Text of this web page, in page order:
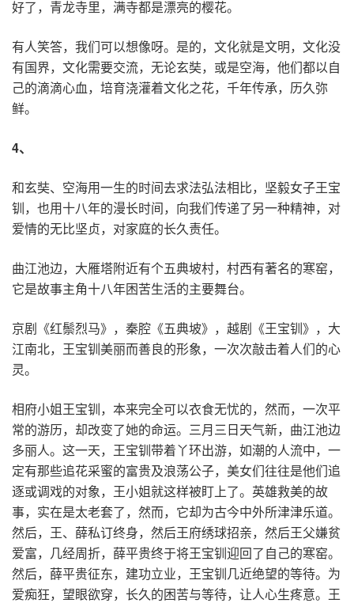
好了，青龙寺里，满寺都是漂亮的樱花。
有人笑答，我们可以想像呀。是的，文化就是文明，文化没
有国界，文化需要交流，无论玄奘，或是空海，他们都以自
己的滴滴心血，培育浇灌着文化之花，千年传承，历久弥
鲜。
4、
和玄奘、空海用一生的时间去求法弘法相比，坚毅女子王宝
钏，也用十八年的漫长时间，向我们传递了另一种精神，对
爱情的无比坚贞，对家庭的长久责任。
曲江池边，大雁塔附近有个五典坡村，村西有著名的寒窑，
它是故事主角十八年困苦生活的主要舞台。
京剧《红鬃烈马》，秦腔《五典坡》，越剧《王宝钏》，大
江南北，王宝钏美丽而善良的形象，一次次敲击着人们的心
灵。
相府小姐王宝钏，本来完全可以衣食无忧的，然而，一次平
常的游历，却改变了她的命运。三月三日天气新，曲江池边
多丽人。这一天，王宝钏带着丫环出游，如潮的人流中，一
定有那些追花采蜜的富贵及浪荡公子，美女们往往是他们追
逐或调戏的对象，王小姐就这样被盯上了。英雄救美的故
事，实在是太老套了，然而，它却为古今中外所津津乐道。
然后，王、薛私订终身，然后王府绣球招亲，然后王父嫌贫
爱富，几经周折，薛平贵终于将王宝钏迎回了自己的寒窑。
然后，薛平贵征东，建功立业，王宝钏几近绝望的等待。为
爱痴狂，望眼欲穿，长久的困苦与等待，让人心生疼意。王